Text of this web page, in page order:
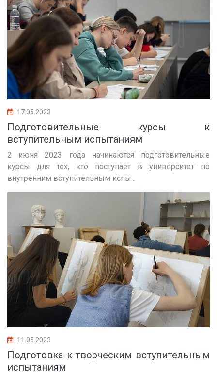
17.05.2023
Подготовительные курсы к
вступительным испытаниям
2 июня 2023 года начинаются подготовительные
курсы для тех, кто поступает в университет по
внутренним вступительным испы...
11.05.2023
Подготовка к творческим вступительным
испытаниям